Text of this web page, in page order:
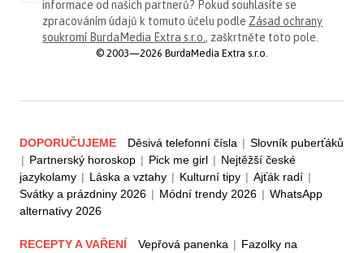
informace od našich partnerů? Pokud souhlasíte se
zpracováním údajů k tomuto účelu podle Zásad ochrany
soukromí BurdaMedia Extra s.r.o. , zaškrtněte toto pole.
© 2003—2026 BurdaMedia Extra s.r.o.
DOPORUČUJEME Děsivá telefonní čísla | Slovník puberťáků
| Partnerský horoskop | Pick me girl | Nejtěžší české
jazykolamy | Láska a vztahy | Kulturní tipy | Ajťák radí |
Svátky a prázdniny 2026 | Módní trendy 2026 | WhatsApp
alternativy 2026
RECEPTY A VAŘENÍ Vepřová panenka | Fazolky na